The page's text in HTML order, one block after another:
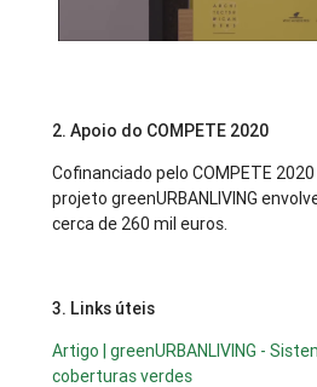
2. Apoio do COMPETE 2020
Cofinanciado pelo COMPETE
projeto greenURBANLIVING
cerca de 260 mil euros.
3. Links úteis
Artigo | greenURBANLIVING -
coberturas verdes